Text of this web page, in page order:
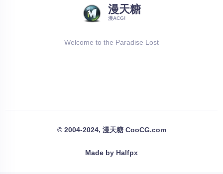
漫天糖
漫ACG!
Welcome to the Paradise Lost
© 2004-2024, 漫天糖 CooCG.com
Made by Halfpx